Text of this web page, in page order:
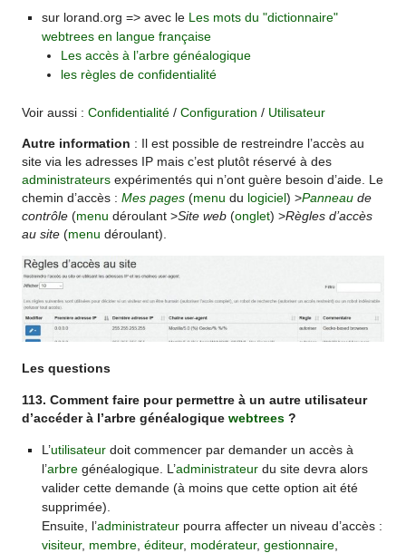
sur lorand.org => avec le Les mots du "dictionnaire"
webtrees en langue française
Les accès à l’arbre généalogique
les règles de confidentialité
Voir aussi :Confidentialité /Configuration / Utilisateur
Autre information : Il est possible de restreindre l’accès au
site via les adresses IP mais c’est plutôt réservé à des
administrateurs expérimentés qui n’ont guère besoin d’aide. Le
chemin d’accès :Mes pages (menu du logiciel) >Panneau de
contrôle (menu déroulant >Site web (onglet) >Règles d’accès
au site (menu déroulant).
Les questions
113. Comment faire pour permettre à un autre utilisateur
d’accéder à l’arbre généalogiquewebtrees ?
L’utilisateurdoit commencer par demander un accès à
l’arbregénéalogique. L’administrateurdu site devra alors
valider cette demande (à moins que cette option ait été
supprimée).
Ensuite, l’administrateurpourra affecter un niveau d’accès :
visiteur, membre, éditeur, modérateur, gestionnaire,